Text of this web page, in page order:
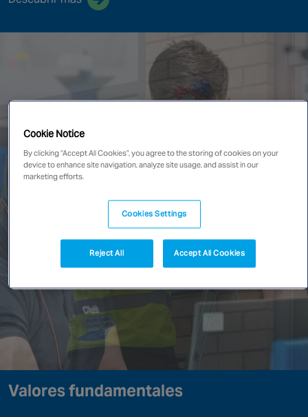
Singapore
Austria
Belgium
France
Germany
Ireland
Spain
United Kingdom
NORTH AMERICA
Canada
Valores fundamentales
Cookie Notice
By clicking “Accept All Cookies”, you agree to the storing of cookies on your
device to enhance site navigation, analyze site usage, and assist in our
marketing efforts.
Cookies Settings
Reject All Accept All Cookies